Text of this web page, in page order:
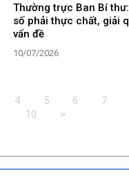
Thường trực Ban Bí
số phải thực chất, giải
vấn đề
10/07/2026
4 5 6 7
10
>